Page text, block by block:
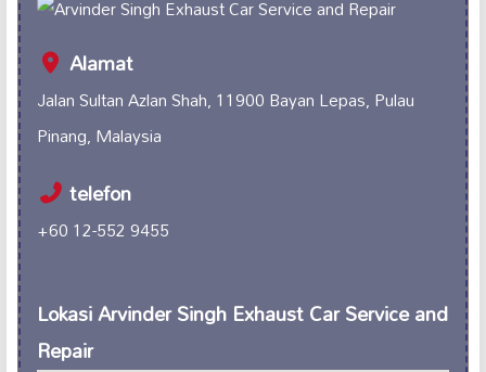
Alamat
Jalan Sultan Azlan Shah, 11900 Bayan Lepas, Pulau
Pinang, Malaysia
telefon
+60 12-552 9455
Lokasi Arvinder Singh Exhaust Car Service and
Repair